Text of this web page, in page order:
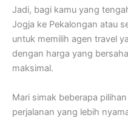
Jadi, bagi kamu yang
Jogja ke Pekalongan atau
untuk memilih agen travel
dengan harga yang
maksimal.
Mari simak beberapa
perjalanan yang lebih